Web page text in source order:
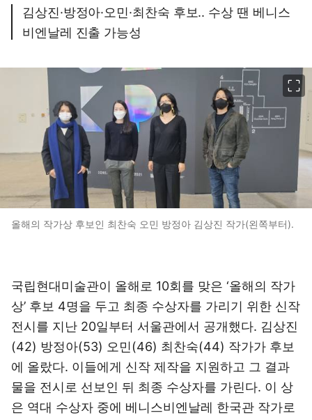
김상진·방정아·오민·최찬숙 후보.. 수상 땐 베니스
비엔날레 진출 가능성
올해의 작가상 후보인 최찬숙 오민 방정아 김상진 작가(왼쪽부터).
국립현대미술관이 올해로 10회를 맞은 ‘올해의 작가
상’ 후보 4명을 두고 최종 수상자를 가리기 위한 신작
전시를 지난 20일부터 서울관에서 공개했다. 김상진
(42) 방정아(53) 오민(46) 최찬숙(44) 작가가 후보
에 올랐다. 이들에게 신작 제작을 지원하고 그 결과
물을 전시로 선보인 뒤 최종 수상자를 가린다. 이 상
은 역대 수상자 중에 베니스비엔날레 한국관 작가로